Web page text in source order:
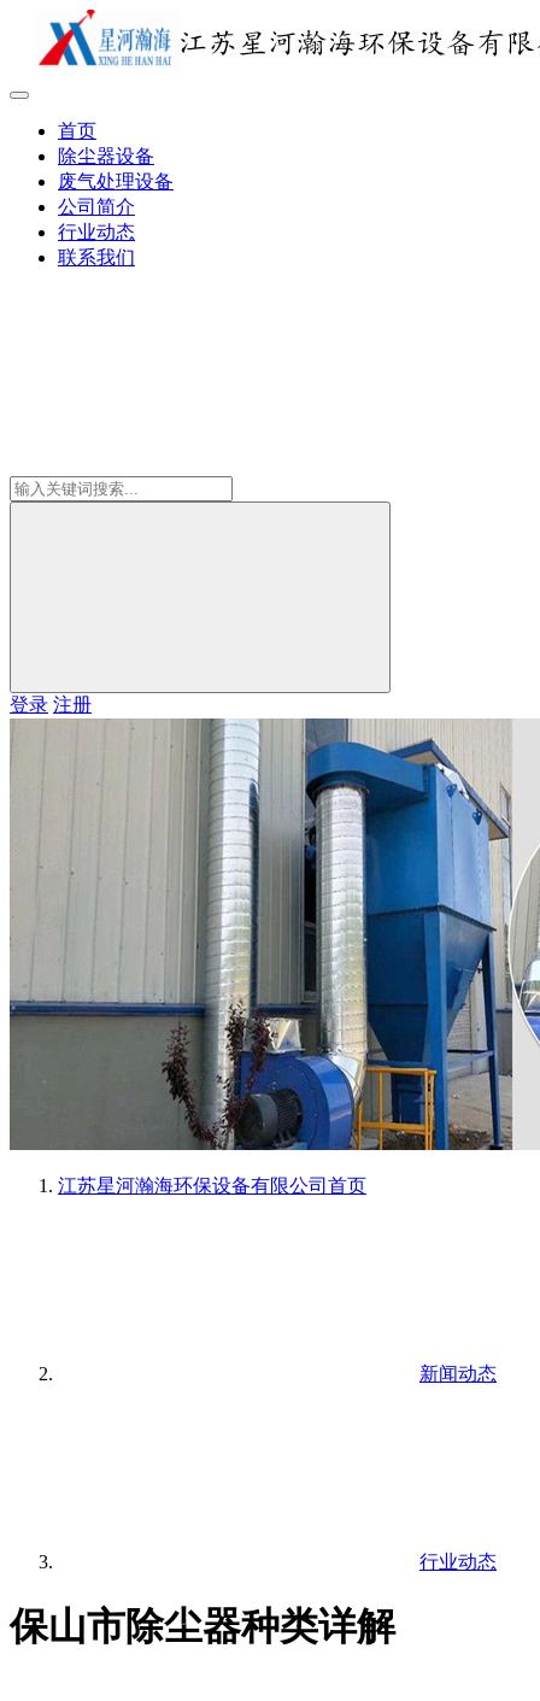
首页
除尘器设备
废气处理设备
公司简介
行业动态
联系我们
登录 注册
江苏星河瀚海环保设备有限公司 首页
新闻动态
行业动态
保山市除尘器种类详解